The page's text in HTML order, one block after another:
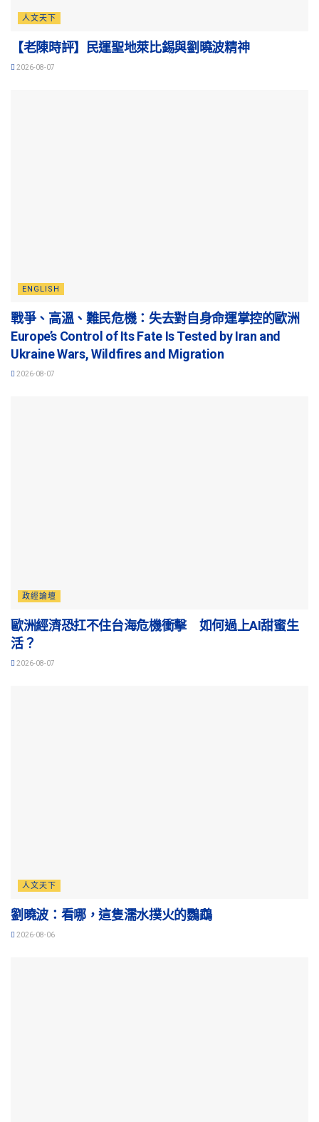
人文天下
【老陳時評】民運聖地萊比錫與劉曉波精神
2026-08-07
ENGLISH
戰爭、高溫、難民危機：失去對自身命運掌控的歐洲
Europe’s Control of Its Fate Is Tested by Iran and
Ukraine Wars, Wildfires and Migration
2026-08-07
政經論壇
歐洲經濟恐扛不住台海危機衝擊 如何過上AI甜蜜生
活？
2026-08-07
人文天下
劉曉波：看哪，這隻濡水撲火的鸚鵡
2026-08-06